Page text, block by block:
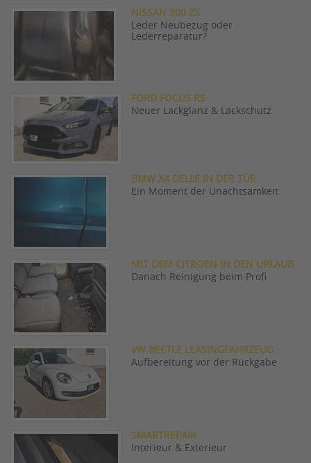
NISSAN 300 ZX
Leder Neubezug oder
Lederreparatur?
FORD FOCUS RS
Neuer Lackglanz & Lackschutz
BMW X4 DELLE IN DER TÜR
Ein Moment der Unachtsamkeit
MIT DEM CITROEN IN DEN URLAUB
Danach Reinigung beim Profi
VW BEETLE LEASINGFAHRZEUG
Aufbereitung vor der Rückgabe
SMARTREPAIR
Interieur & Exterieur